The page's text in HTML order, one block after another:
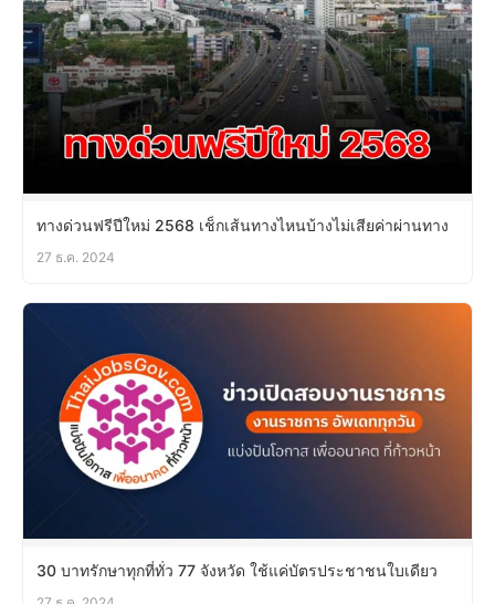
ทางด่วนฟรีปีใหม่ 2568 เช็กเส้นทางไหนบ้างไม่เสียค่าผ่านทาง
27 ธ.ค. 2024
30 บาทรักษาทุกที่ทั่ว 77 จังหวัด ใช้แค่บัตรประชาชนใบเดียว